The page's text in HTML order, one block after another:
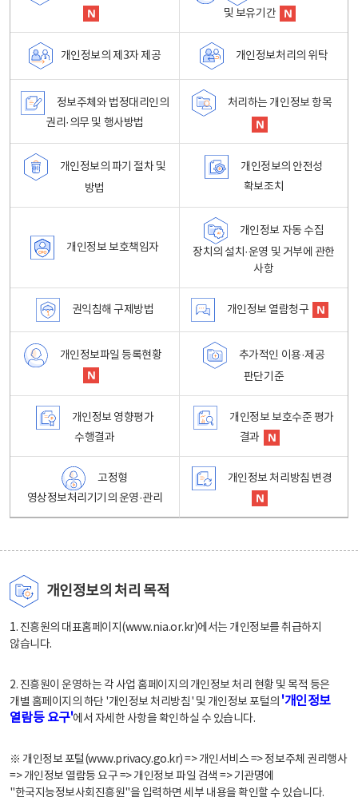
및 보유기간
개인정보의 제3자 제공 개인정보처리의 위탁
정보주체와 법정대리인의
권리·의무 및 행사방법
처리하는 개인정보 항목
개인정보의 파기 절차 및
방법
개인정보의 안전성
확보조치
개인정보 보호책임자
개인정보 자동 수집
장치의 설치·운영 및 거부에 관한
사항
권익침해 구제방법 개인정보 열람청구
개인정보파일 등록현황
추가적인 이용·제공
판단기준
개인정보 영향평가
수행결과
개인정보 보호수준 평가
결과
고정형
영상정보처리기기의 운영·관리
개인정보 처리방침 변경
개인정보의 처리 목적
1. 진흥원의 대표홈페이지(www.nia.or.kr)에서는 개인정보를 취급하지
않습니다.
2. 진흥원이 운영하는 각 사업 홈페이지의 개인정보 처리 현황 및 목적 등은
개별 홈페이지의 하단 '개인정보 처리방침' 및 개인정보 포털의 '개인정보
열람등 요구'에서 자세한 사항을 확인하실 수 있습니다.
※ 개인정보 포털(www.privacy.go.kr) => 개인서비스 => 정보주체 권리행사
=> 개인정보 열람등 요구 => 개인정보 파일 검색 => 기관명에
"한국지능정보사회진흥원"을 입력하면 세부 내용을 확인할 수 있습니다.